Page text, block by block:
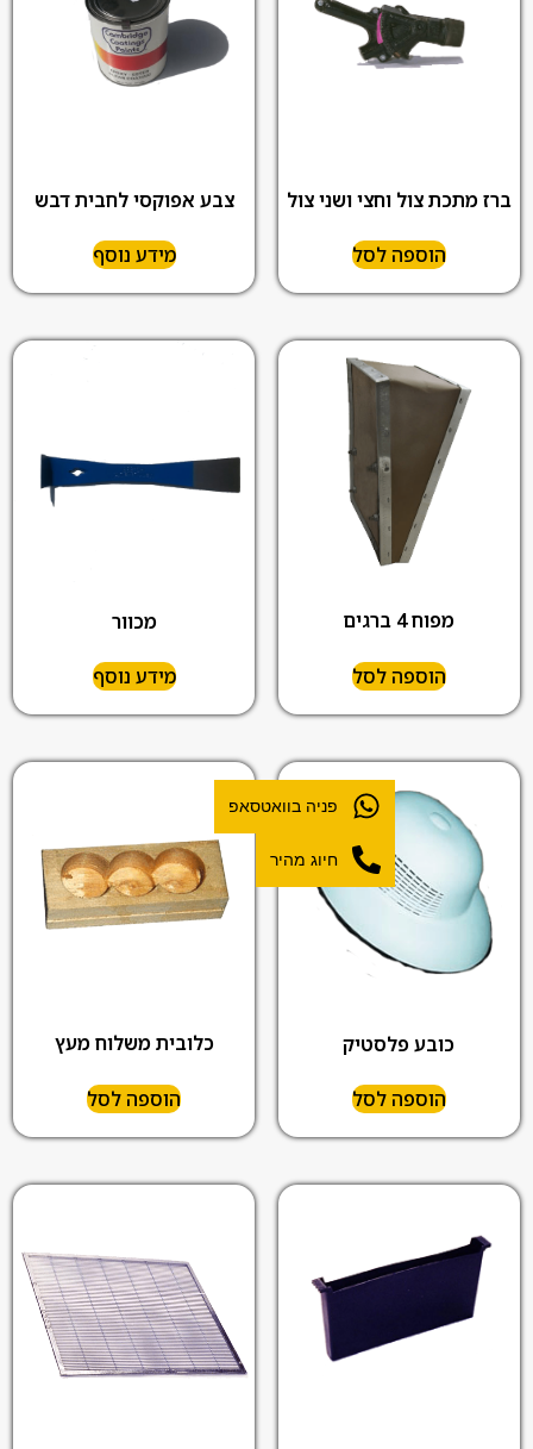
ברז מתכת צול וחצי ושני צול
הוספה לסל
צבע אפוקסי לחבית דבש
מידע נוסף
מפוח 4 ברגים
הוספה לסל
מכוור
מידע נוסף
כובע פלסטיק
הוספה לסל
כלובית משלוח מעץ
הוספה לסל
פניה בוואטסאפ
חיוג מהיר